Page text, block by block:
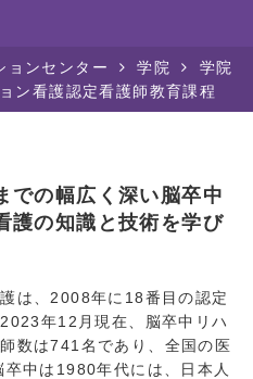
ョンセンター 学院
学院
ン看護認定看護師教育課程
での幅広く深い脳卒中
護の知識と技術を学び
は、2008年に18番目の認定
年12月現在、脳卒中リハ
数は741名であり、全国の医
中は1980年代には、日本人